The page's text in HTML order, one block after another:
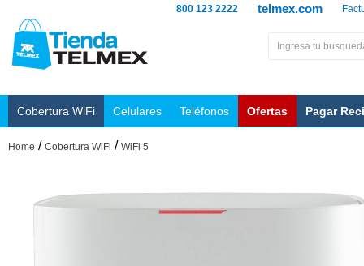
telmex.com
800 123 2222
Cobertura WiFi Celulares Teléfonos Ofertas Pagar
Home / Cobertura WiFi / WiFi 5